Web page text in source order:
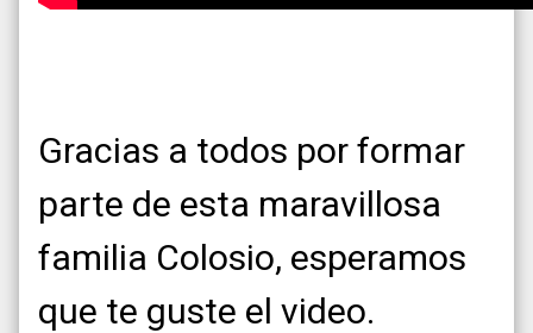
Gracias a todos por formar
parte de esta maravillosa
familia Colosio, esperamos
que te guste el video.